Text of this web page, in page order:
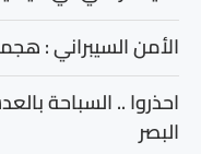
الأمن السيبراني :
احذروا .. السباحة
البصر